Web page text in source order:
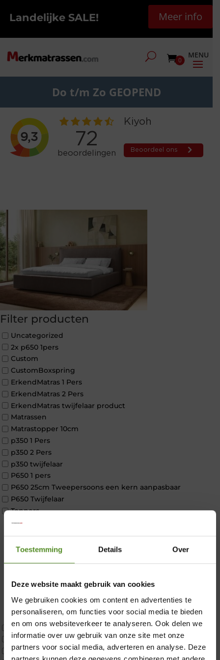
Toestemming Details Over
Deze website maakt gebruik van cookies
We gebruiken cookies om content en advertenties te
personaliseren, om functies voor social media te bieden
en om ons websiteverkeer te analyseren. Ook delen we
informatie over uw gebruik van onze site met onze
partners voor social media, adverteren en analyse. Deze
Landelijke SALE! Meer info
0
Do t/m Zo GEOPEND
Filter producten
Uncategorized
2x p650 1pers
Custom
CustomBoxspring
ErkendMatras 1 Pers
ErkendMatras 2 Pers
ErkendMatras twijfelaar product
Matrassen
Matrastopper 10cm
p350 1 Pers
p350 2 Pers
p350 twijfelaar
P650 1 pers
P650 25cm Tweepersoons een kern aanpasbaar
P650 Twijfelaar
Toppers
Maatvoering
1 persoon
2 personen
Materiaal
Latex
Traagschuim
Tweepersoons 1 kern
Tweepersoons 1 kern product
Tweepersoons 2 kernen
×